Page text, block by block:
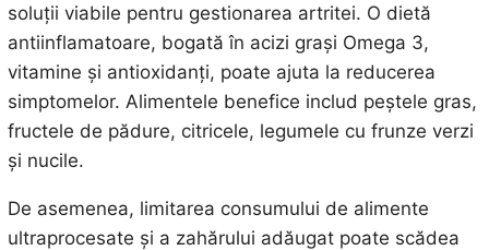
soluții viabile pentru gestionarea artritei. O dietă
antiinflamatoare, bogată în acizi grași Omega 3,
vitamine și antioxidanți, poate ajuta la reducerea
simptomelor. Alimentele benefice includ peștele gras,
fructele de pădure, citricele, legumele cu frunze verzi
și nucile.
De asemenea, limitarea consumului de alimente
ultraprocesate și a zahărului adăugat poate scădea